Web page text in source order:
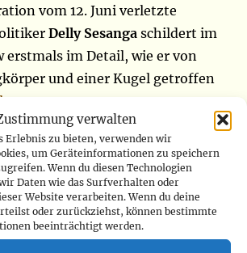
verwalten
Erlebnis zu bieten, verwenden wir
um Geräteinformationen zu speichern
Wenn du diesen Technologien
Daten wie das Surfverhalten oder
Website verarbeiten. Wenn du deine
oder zurückziehst, können bestimmte
beeinträchtigt werden.
vom 12. Juni verletzte
Delly Sesanga schildert im
erstmals im Detail, wie er von
und einer Kugel getroffen